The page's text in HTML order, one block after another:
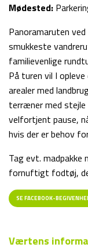
Mødested:
Panoramaruten
smukkeste
familievenlige
På turen vil I
arealer med
terræner med stejle
velfortjent pause,
hvis der er behov
Tag evt. madpakke
fornuftigt fodtøj,
SE FACEBOOK-
Værtens